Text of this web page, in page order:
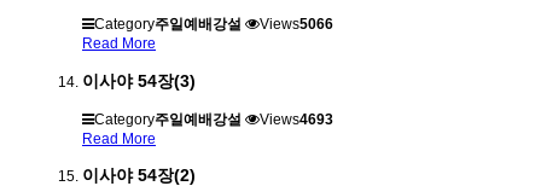
Category주일예배강설 Views5066
Read More
이사야 54장(3)
Category주일예배강설 Views4693
Read More
이사야 54장(2)